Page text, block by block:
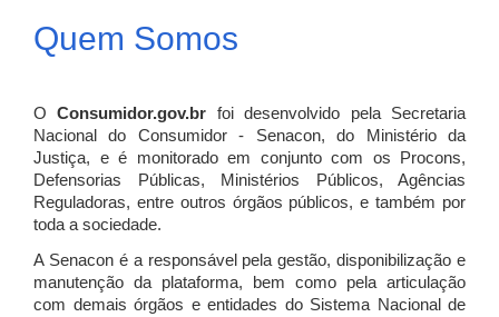
Quem Somos
OConsumidor.gov.br
foi desenvolvido pela Secretaria
Nacional do Consumidor - Senacon, do Ministério da
Justiça, e é monitorado em conjunto com os Procons,
Defensorias Públicas, Ministérios Públicos, Agências
Reguladoras, entre outros órgãos públicos, e também por
toda a sociedade.
A Senacon é a responsável pela gestão, disponibilização e
manutenção da plataforma, bem como pela articulação
com demais órgãos e entidades do Sistema Nacional de